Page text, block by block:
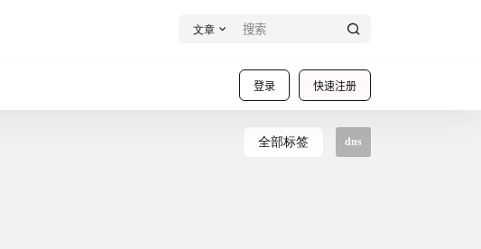
文章
登录 快速注册
全部标签 dns